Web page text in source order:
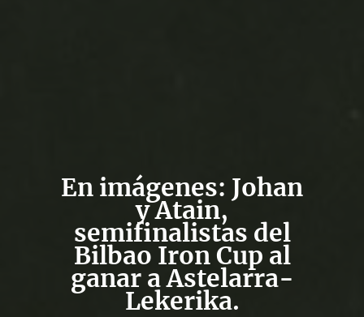
En imágenes: Johan
y Atain,
semifinalistas del
Bilbao Iron Cup al
ganar a Astelarra-
Lekerika.